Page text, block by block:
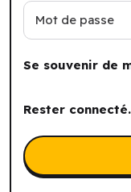
Mot de passe
Se souvenir de
Rester connecté.